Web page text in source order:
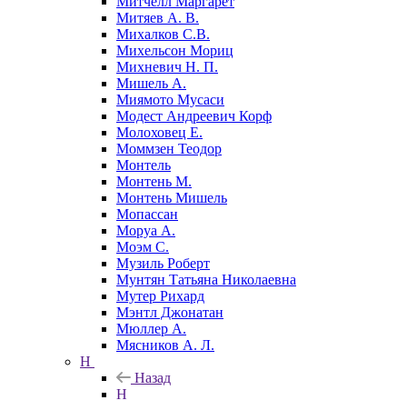
Митяев А. В.
Михалков С.В.
Михельсон Мориц
Михневич Н. П.
Мишель А.
Миямото Мусаси
Модест Андреевич Корф
Молоховец Е.
Моммзен Теодор
Монтель
Монтень М.
Монтень Мишель
Мопассан
Моруа А.
Моэм С.
Музиль Роберт
Мунтян Татьяна Николаевна
Мутер Рихард
Мэнтл Джонатан
Мюллер А.
Мясников А. Л.
Н
Назад
Н